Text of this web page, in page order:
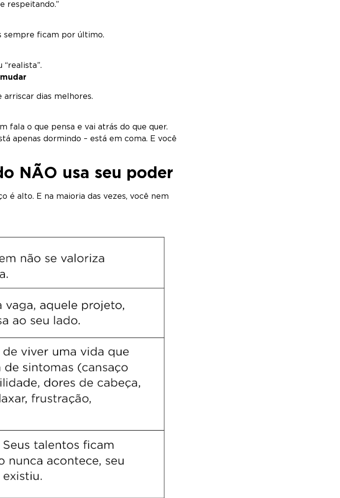
respeitando.”
sempre ficam por último.
“realista”.
dias melhores.
fala o que pensa e vai atrás do que quer.
apenas dormindo – está em coma. E você
NÃO usa seu poder
é alto. E na maioria das vezes, você nem